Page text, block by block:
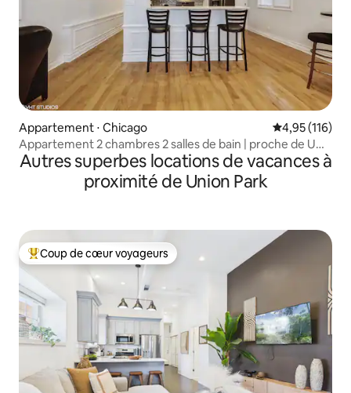
Appartement ⋅ Chicago Évaluation
4,95 (116)
Appartement 2 chambres 2 salles de bain | proche de UC
avec parking gratuit
Autres superbes locations de vacances à
proximité de Union Park
Coups de cœur voyageurs les plus appréciés
Coup de cœur voyageurs